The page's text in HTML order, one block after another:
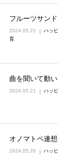
フルーツサン
2024.05.22 ハッ
育
曲を聞いて動
2024.05.21 ハッ
オノマトペ連
2024.05.20 ハッ